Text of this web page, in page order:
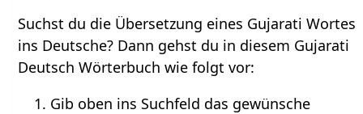
Suchst du die Übersetzung eines Gujarati Wortes
ins Deutsche? Dann gehst du in diesem Gujarati
Deutsch Wörterbuch wie folgt vor:
Gib oben ins Suchfeld das gewünsche